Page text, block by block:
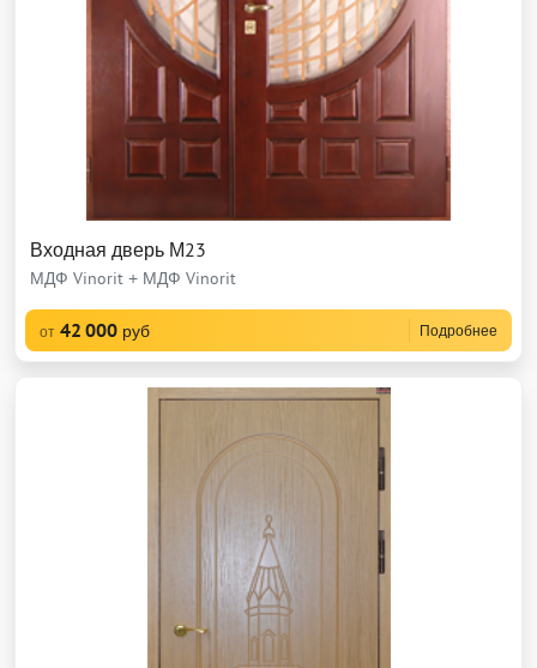
Входная дверь М23
МДФ Vinorit + МДФ Vinorit
от 42 000 руб Подробнее